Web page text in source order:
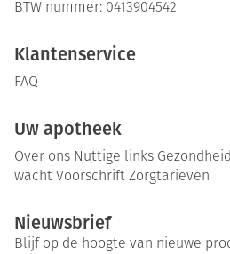
BTW nummer: 0413904542
Klantenservice
FAQ
Uw apotheek
Over ons Nuttige links
wacht Voorschrift Zorgtarieven
Nieuwsbrief
Blijf op de hoogte van nieuwe